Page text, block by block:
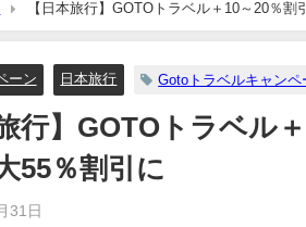
【日本旅行】GOTOトラベル＋10～20％
ーン 日本旅行 Gotoトラベルキャンペ
行】GOTOトラベル
55％割引に
31日